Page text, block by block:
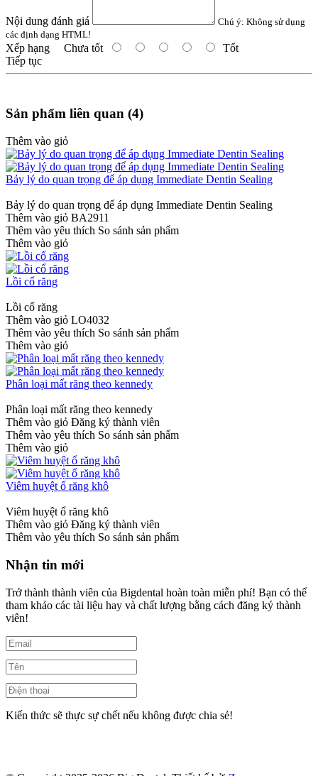
Nội dung đánh giá Chú ý: Không sử dụng
các định dạng HTML!
Xếp hạng Chưa tốt
Tốt
Tiếp tục
Sản phẩm liên quan (4)
Thêm vào giỏ
Bảy lý do quan trọng để áp dụng Immediate Dentin Sealing
Bảy lý do quan trọng để áp dụng Immediate Dentin Sealing
Thêm vào giỏ BA2911
Thêm vào yêu thích So sánh sản phẩm
Thêm vào giỏ
Lồi cổ răng
Lồi cổ răng
Thêm vào giỏ LO4032
Thêm vào yêu thích So sánh sản phẩm
Thêm vào giỏ
Phân loại mất răng theo kennedy
Phân loại mất răng theo kennedy
Thêm vào giỏ Đăng ký thành viên
Thêm vào yêu thích So sánh sản phẩm
Thêm vào giỏ
Viêm huyệt ổ răng khô
Viêm huyệt ổ răng khô
Thêm vào giỏ Đăng ký thành viên
Thêm vào yêu thích So sánh sản phẩm
Nhận tin mới
Trở thành thành viên của Bigdental hoàn toàn miễn phí! Bạn có thể
tham khảo các tài liệu hay và chất lượng bằng cách đăng ký thành
viên!
Kiến thức sẽ thực sự chết nếu không được chia sẻ!